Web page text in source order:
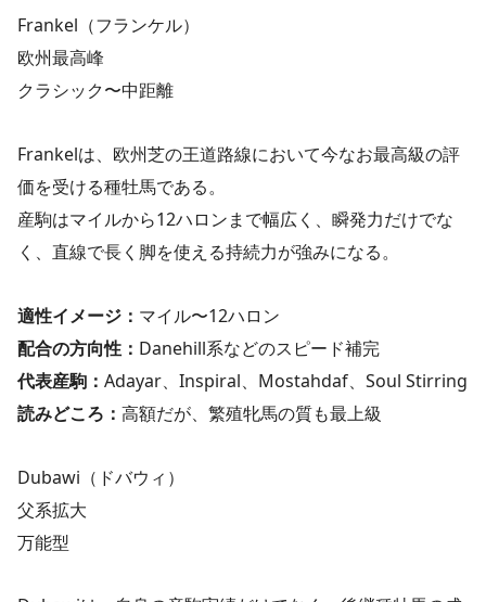
Frankel（フランケル）
欧州最高峰
クラシック〜中距離
Frankelは、欧州芝の王道路線において今なお最高級の評
価を受ける種牡馬である。
産駒はマイルから12ハロンまで幅広く、瞬発力だけでな
く、直線で長く脚を使える持続力が強みになる。
適性イメージ： マイル〜12ハロン
配合の方向性： Danehill系などのスピード補完
代表産駒： Adayar、Inspiral、Mostahdaf、Soul Stirring
読みどころ： 高額だが、繁殖牝馬の質も最上級
Dubawi（ドバウィ）
父系拡大
万能型